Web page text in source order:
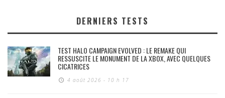
DERNIERS TESTS
TEST HALO CAMPAIGN EVOLVED : LE REMAKE QUI
RESSUSCITE LE MONUMENT DE LA XBOX, AVEC QUELQUES
CICATRICES
4 août 2026 - 10 h 17